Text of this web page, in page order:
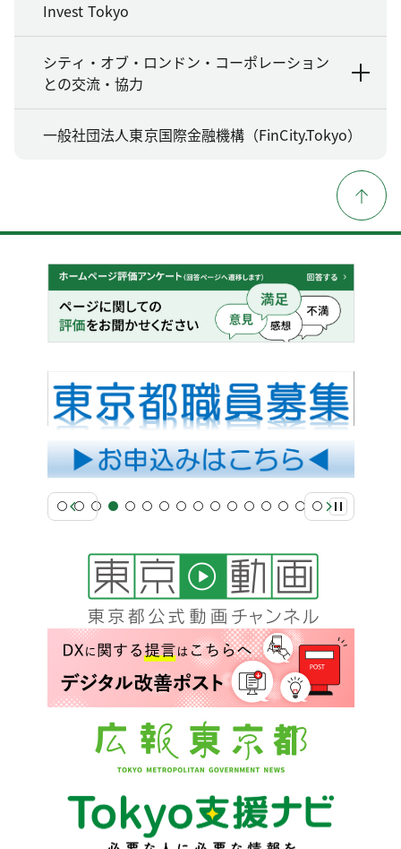
Invest Tokyo
シティ・オブ・ロンドン・コーポレーション
との交流・協力
一般社団法人東京国際金融機構（FinCity.Tokyo）